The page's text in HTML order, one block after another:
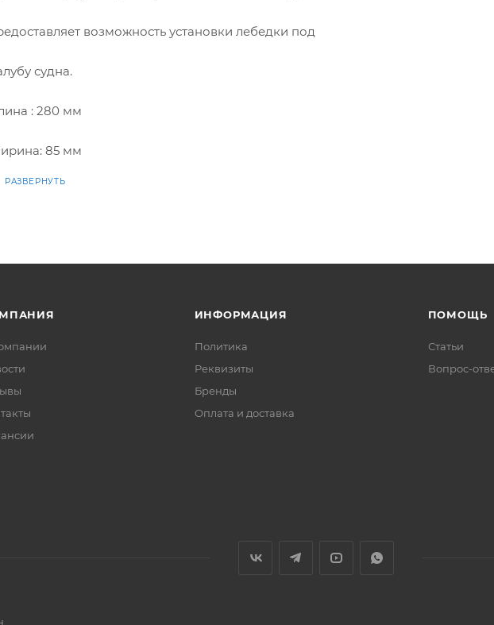
возможность установки лебедки под
судна.
: 280 мм
85 мм
ИНФОРМАЦИЯ
Политика
Реквизиты
Бренды
Оплата и доставка
ПОМОЩЬ
Статьи
Вопрос-